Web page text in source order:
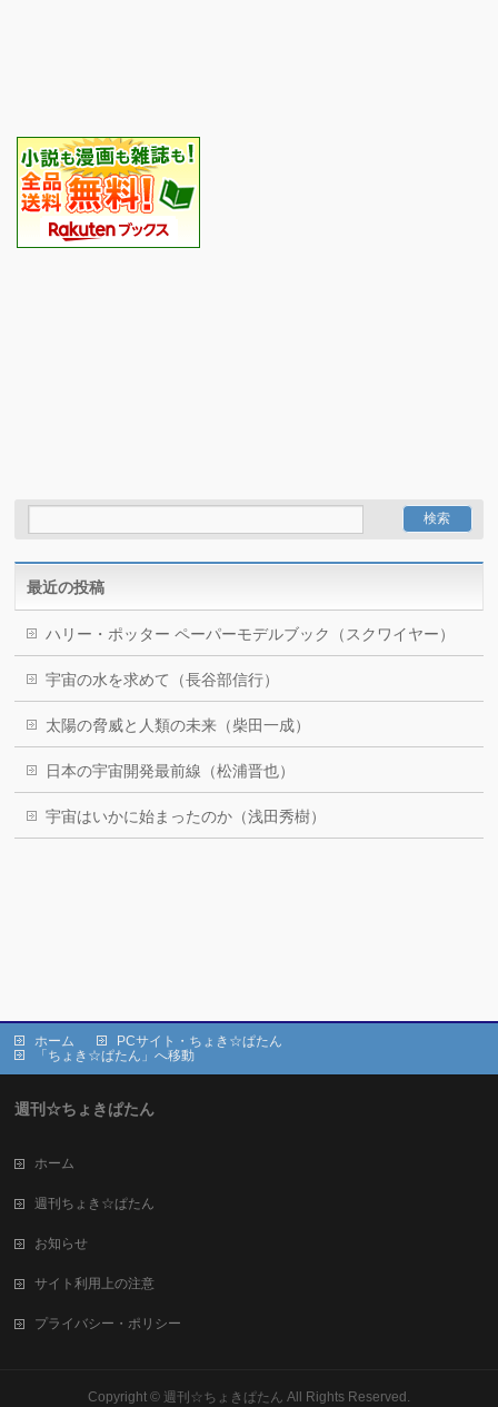
最近の投稿
ハリー・ポッター ペーパーモデルブック（スクワイヤー）
宇宙の水を求めて（長谷部信行）
太陽の脅威と人類の未来（柴田一成）
日本の宇宙開発最前線（松浦晋也）
宇宙はいかに始まったのか（浅田秀樹）
ホーム
PCサイト・ちょき☆ぱたん
「ちょき☆ぱたん」へ移動
週刊☆ちょきぱたん
ホーム
週刊ちょき☆ぱたん
お知らせ
サイト利用上の注意
プライバシー・ポリシー
Copyright © 週刊☆ちょきぱたん All Rights Reserved.